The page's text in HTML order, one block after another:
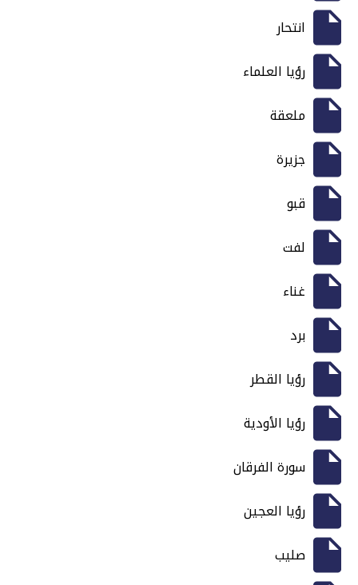
انتحار
رؤيا العلماء
ملعقة
جزيرة
قبو
لفت
غناء
برد
رؤيا القطر
رؤيا الأودية
سورة الفرقان
رؤيا العجين
صليب